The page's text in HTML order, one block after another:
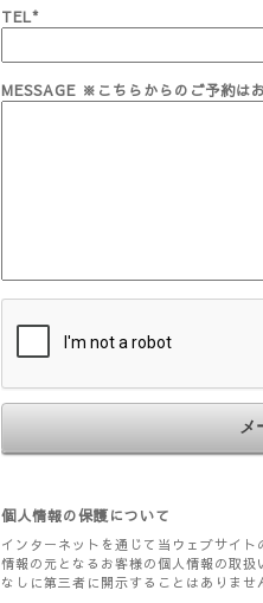
TEL*
MESSAGE ※こちらからのご予約は
個人情報の保護について
インターネットを通じて当ウェブサイ
情報の元となるお客様の個人情報の取
なしに第三者に開示することはありませ